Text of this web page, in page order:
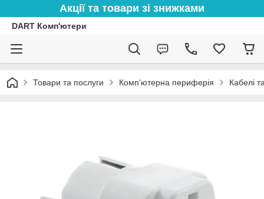
Акції та товари зі знижками
DART Комп'ютери
Товари та послуги Комп'ютерна периферія Кабелі